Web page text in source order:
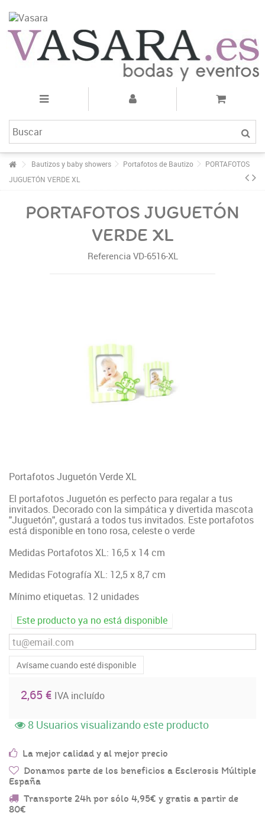
Bautizos y baby showers Portafotos de Bautizo
PORTAFOTOS
JUGUETÓN VERDE XL
PORTAFOTOS JUGUETÓN
VERDE XL
Referencia VD-6516-XL
Portafotos Juguetón Verde XL
El portafotos Juguetón es perfecto para regalar a tus
invitados. Decorado con la simpática y divertida mascota
"Juguetón", gustará a todos tus invitados. Este portafotos
está disponible en tono rosa, celeste o verde
Medidas Portafotos XL: 16,5 x 14 cm
Medidas Fotografía XL: 12,5 x 8,7 cm
Mínimo etiquetas. 12 unidades
Este producto ya no está disponible
Avísame cuando esté disponible
2,65 € IVA incluído
8 Usuarios visualizando este producto
La mejor calidad y al mejor precio
Donamos parte de los beneficios a Esclerosis Múltiple
España
Transporte 24h por sólo 4,95€ y gratis a partir de
80€